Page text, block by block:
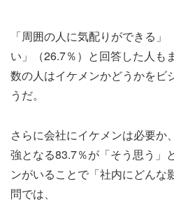
「周囲の人に気配りができる
い」（26.7％）と回答した人も
数の人はイケメンかどうかをビ
うだ。
さらに会社にイケメンは必要か
強となる83.7％が「そう思う」
ンがいることで「社内にどんな
問では、